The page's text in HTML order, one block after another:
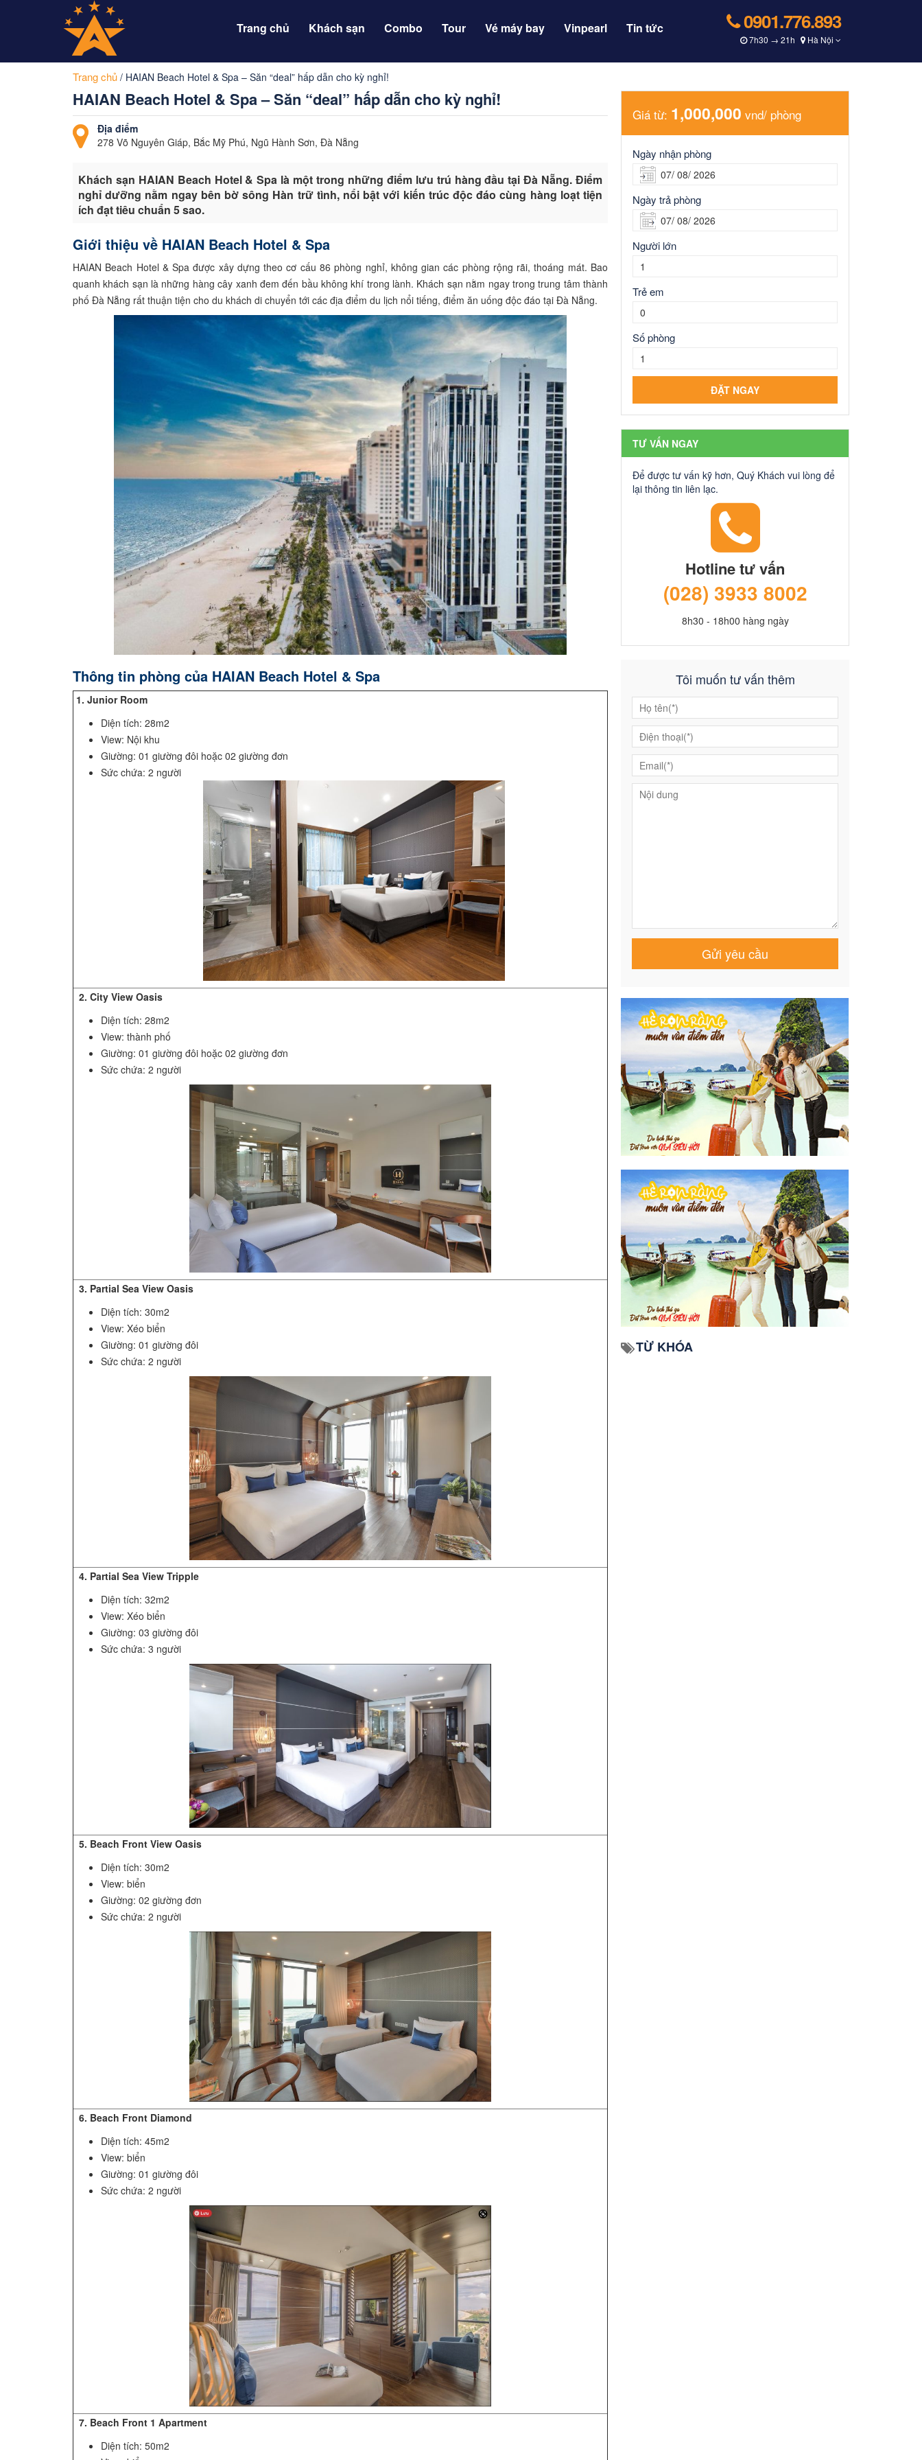
Trang chủ Khách sạn Combo Tour Vé máy bay Vinpearl Tin tức 0901.776.893
7h30 → 21h Hà Nội
Trang chủ / HAIAN Beach Hotel & Spa – Săn “deal” hấp dẫn cho kỳ nghỉ!
HAIAN Beach Hotel & Spa – Săn “deal” hấp dẫn cho kỳ nghỉ!
Địa điểm
278 Võ Nguyên Giáp, Bắc Mỹ Phú, Ngũ Hành Sơn, Đà Nẵng
Khách sạn HAIAN Beach Hotel & Spa là một trong những điểm lưu trú hàng đầu tại Đà Nẵng. Điểm
nghỉ dưỡng nằm ngay bên bờ sông Hàn trữ tình, nổi bật với kiến trúc độc đáo cùng hàng loạt tiện
ích đạt tiêu chuẩn 5 sao.
Giới thiệu về HAIAN Beach Hotel & Spa
HAIAN Beach Hotel & Spa được xây dựng theo cơ cấu 86 phòng nghỉ, không gian các phòng rộng rãi, thoáng mát. Bao
quanh khách sạn là những hàng cây xanh đem đến bầu không khí trong lành. Khách sạn nằm ngay trong trung tâm thành
phố Đà Nẵng rất thuận tiện cho du khách di chuyển tới các địa điểm du lịch nổi tiếng, điểm ăn uống độc đáo tại Đà Nẵng.
Thông tin phòng của HAIAN Beach Hotel & Spa
1. Junior Room
Diện tích: 28m2
View: Nội khu
Giường: 01 giường đôi hoặc 02 giường đơn
Sức chứa: 2 người
2. City View Oasis
Diện tích: 28m2
View: thành phố
Giường: 01 giường đôi hoặc 02 giường đơn
Sức chứa: 2 người
3. Partial Sea View Oasis
Diện tích: 30m2
View: Xéo biển
Giường: 01 giường đôi
Sức chứa: 2 người
4. Partial Sea View Tripple
Diện tích: 32m2
View: Xéo biển
Giường: 03 giường đôi
Sức chứa: 3 người
5. Beach Front View Oasis
Diện tích: 30m2
View: biển
Giường: 02 giường đơn
Sức chứa: 2 người
6. Beach Front Diamond
Diện tích: 45m2
View: biển
Giường: 01 giường đôi
Sức chứa: 2 người
7. Beach Front 1 Apartment
Diện tích: 50m2
Giá từ: 1,000,000 vnd/ phòng
Ngày nhận phòng
Ngày trả phòng
Người lớn
Trẻ em
Số phòng
TƯ VẤN NGAY
Để được tư vấn kỹ hơn, Quý Khách vui lòng để
lại thông tin liên lạc.
Hotline tư vấn
(028) 3933 8002
8h30 - 18h00 hàng ngày
Tôi muốn tư vấn thêm
TỪ KHÓA